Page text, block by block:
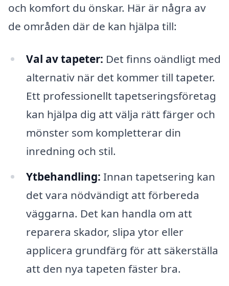
och komfort du önskar. Här är några av
de områden där de kan hjälpa till:
Val av tapeter: Det finns oändligt med
alternativ när det kommer till tapeter.
Ett professionellt tapetseringsföretag
kan hjälpa dig att välja rätt färger och
mönster som kompletterar din
inredning och stil.
Ytbehandling: Innan tapetsering kan
det vara nödvändigt att förbereda
väggarna. Det kan handla om att
reparera skador, slipa ytor eller
applicera grundfärg för att säkerställa
att den nya tapeten fäster bra.